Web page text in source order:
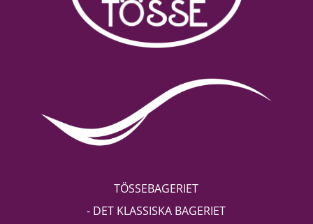
TÖSSEBAGERIET
- DET KLASSISKA BAGERIET